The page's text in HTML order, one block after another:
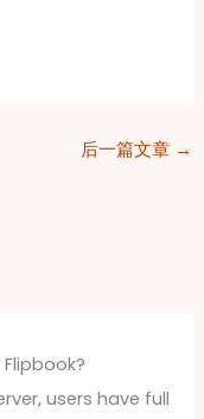
后一篇文章 →
users have full